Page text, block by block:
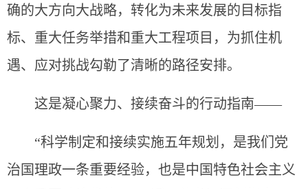
确的大方向大战略，转化为未来发展的目标指
标、重大任务举措和重大工程项目，为抓住机
遇、应对挑战勾勒了清晰的路径安排。
这是凝心聚力、接续奋斗的行动指南——
“科学制定和接续实施五年规划，是我们党
治国理政一条重要经验，也是中国特色社会主义